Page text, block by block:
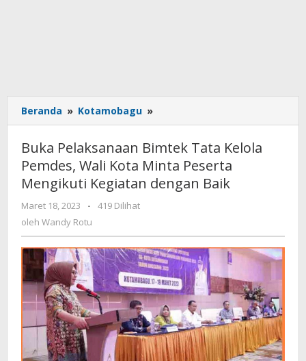
Beranda » Kotamobagu »
Pelaksanaan
Bimtek
Tata
Kelola
Pemdes,
Peserta
Mengikuti
Kegiatan
dengan
Baik
Buka Pelaksanaan Bimtek Tata Kelola
Pemdes, Wali Kota Minta Peserta
Mengikuti Kegiatan dengan Baik
Maret 18, 2023
oleh
Wandy
-
419 Dilihat
oleh Wandy Rotu